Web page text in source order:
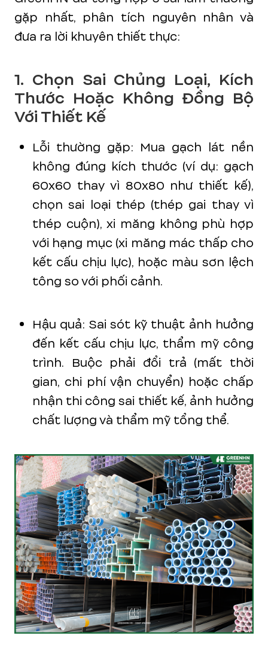
gặp nhất, phân tích nguyên nhân và
đưa ra lời khuyên thiết thực:
1. Chọn Sai Chủng Loại, Kích
Thước Hoặc Không Đồng Bộ
Với Thiết Kế
Lỗi thường gặp: Mua gạch lát nền
không đúng kích thước (ví dụ: gạch
60x60 thay vì 80x80 như thiết kế),
chọn sai loại thép (thép gai thay vì
thép cuộn), xi măng không phù hợp
với hạng mục (xi măng mác thấp cho
kết cấu chịu lực), hoặc màu sơn lệch
tông so với phối cảnh.
Hậu quả: Sai sót kỹ thuật ảnh hưởng
đến kết cấu chịu lực, thẩm mỹ công
trình. Buộc phải đổi trả (mất thời
gian, chi phí vận chuyển) hoặc chấp
nhận thi công sai thiết kế, ảnh hưởng
chất lượng và thẩm mỹ tổng thể.